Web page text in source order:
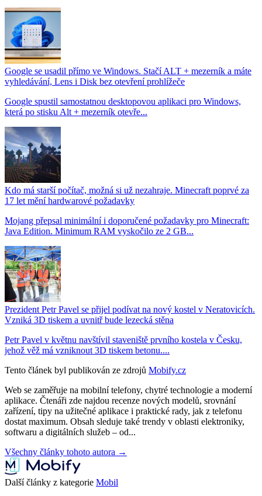
Google se usadil přímo ve Windows. Stačí ALT + mezerník a máte
vyhledávání, Lens i Disk bez otevření prohlížeče
Google spustil samostatnou desktopovou aplikaci pro Windows,
která po stisku Alt + mezerník otevře...
Kdo má starší počítač, možná si už nezahraje. Minecraft poprvé za
17 let mění hardwarové požadavky
Mojang přepsal minimální i doporučené požadavky pro Minecraft:
Java Edition. Minimum RAM vyskočilo ze 2 GB...
Prezident Petr Pavel se přijel podívat na nový kostel v Neratovicích.
Vzniká 3D tiskem a uvnitř bude lezecká stěna
Petr Pavel v květnu navštívil staveniště prvního kostela v Česku,
jehož věž má vzniknout 3D tiskem betonu....
Tento článek byl publikován ze zdrojů Mobify.cz
Web se zaměřuje na mobilní telefony, chytré technologie a moderní
aplikace. Čtenáři zde najdou recenze nových modelů, srovnání
zařízení, tipy na užitečné aplikace i praktické rady, jak z telefonu
dostat maximum. Obsah sleduje také trendy v oblasti elektroniky,
softwaru a digitálních služeb – od...
Všechny články tohoto autora →
Další články z kategorie Mobil